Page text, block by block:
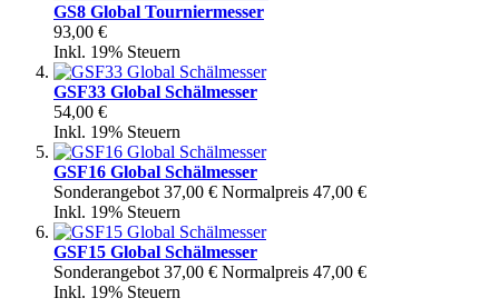
GS8 Global Tourniermesser
93,00 €
Inkl. 19% Steuern
GSF33 Global Schälmesser
54,00 €
Inkl. 19% Steuern
GSF16 Global Schälmesser
Sonderangebot 37,00 € Normalpreis 47,00 €
Inkl. 19% Steuern
GSF15 Global Schälmesser
Sonderangebot 37,00 € Normalpreis 47,00 €
Inkl. 19% Steuern